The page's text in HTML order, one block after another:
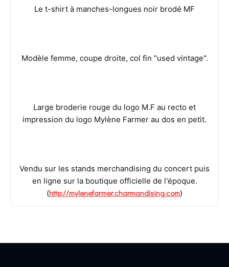
Le t-shirt à manches-longues noir brodé MF
Modèle femme, coupe droite, col fin "used vintage".
Large broderie rouge du logo M.F au recto et
impression du logo Mylène Farmer au dos en petit.
Vendu sur les stands merchandising du concert puis
en ligne sur la boutique officielle de l'époque.
(http://mylenefarmer.charmandising.com)